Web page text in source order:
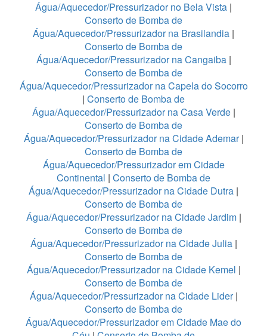
Água/Aquecedor/Pressurizador no Bela Vista |
Conserto de Bomba de
Água/Aquecedor/Pressurizador na Brasilandia |
Conserto de Bomba de
Água/Aquecedor/Pressurizador na Cangaiba|
Conserto de Bomba de
Água/Aquecedor/Pressurizador na Capela do Socorro
| Conserto de Bomba de
Água/Aquecedor/Pressurizador na Casa Verde|
Conserto de Bomba de
Água/Aquecedor/Pressurizador na Cidade Ademar|
Conserto de Bomba de
Água/Aquecedor/Pressurizador em Cidade
Continental | Conserto de Bomba de
Água/Aquecedor/Pressurizador na Cidade Dutra |
Conserto de Bomba de
Água/Aquecedor/Pressurizador na Cidade Jardim|
Conserto de Bomba de
Água/Aquecedor/Pressurizador na Cidade Julia |
Conserto de Bomba de
Água/Aquecedor/Pressurizador na Cidade Kemel |
Conserto de Bomba de
Água/Aquecedor/Pressurizador na Cidade Lider|
Conserto de Bomba de
Água/Aquecedor/Pressurizador em Cidade Mae do